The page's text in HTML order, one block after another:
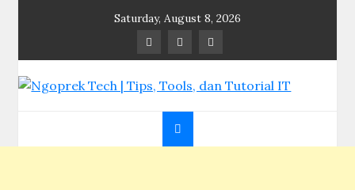
Saturday, August 8, 2026
Ngoprek Tech | Tips,
Tools, dan Tutorial IT